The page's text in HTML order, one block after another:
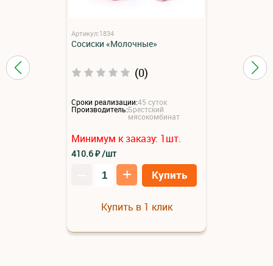
Артикул:1834
Сосиски «Молочные»
(0)
Сроки реализации:45 суток
Производитель:Брестский
мясокомбинат
Минимум к заказу: 1шт.
410.6₽/шт
+ Купить
Купить в 1 клик